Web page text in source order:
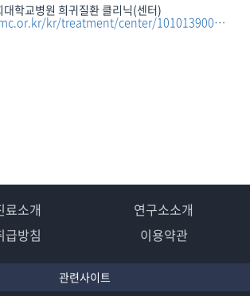
대학교병원 희귀질환 클리닉(센터)
https://med.khmc.or.kr/kr/treatment/center/1010139000/introduce.do
료소개
연구소소개
급방침
이용약관
관련사이트